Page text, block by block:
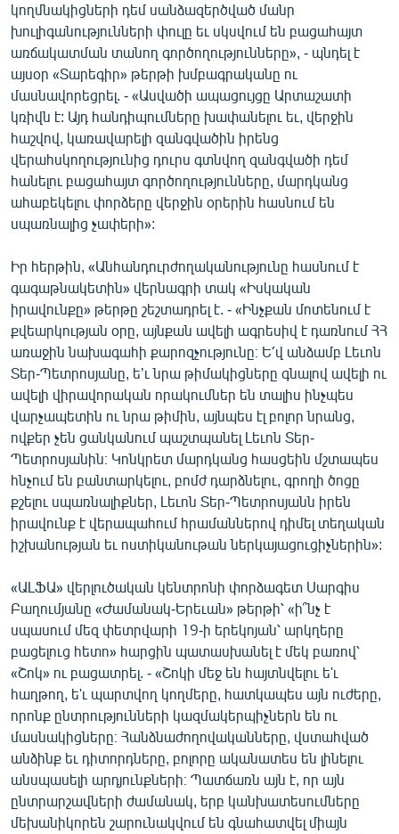
կողմնակիցների դեմ սանձազերծված մանր
խուլիգանությունների փուլը եւ սկսվում են բացահայտ
առճակատման տանող գործողությունները», - պնդել է
այսօր «Տարեգիր» թերթի խմբագրականը ու
մասնավորեցրել. - «Ասվածի ապացույցը Արտաշատի
կռիվն է: Այդ հանդիպումները խափանելու եւ, վերջին
հաշվով, կառավարելի զանգվածին իրենց
վերահսկողությունից դուրս գտնվող զանգվածի դեմ
հանելու բացահայտ գործողությունները, մարդկանց
ահաբեկելու փորձերը վերջին օրերին հասնում են
սպառնալից չափերի»:
Իր հերթին, «Անհանդուրժողականությունը հասնում է
գագաթնակետին» վերնագրի տակ «Իսկական
իրավունքը» թերթը շեշտադրել է. - «Ինչքան մոտենում է
քվեարկության օրը, այնքան ավելի ագրեսիվ է դառնում ՀՀ
առաջին նախագահի քարոզչությունը։ Ե՛վ անձամբ Լեւոն
Տեր-Պետրոսյանը, ե’ւ նրա թիմակիցները գնալով ավելի ու
ավելի վիրավորական որակումներ են տալիս ինչպես
վարչապետին ու նրա թիմին, այնպես էլ բոլոր նրանց,
ովքեր չեն ցանկանում պաշտպանել Լեւոն Տեր-
Պետրոսյանին։ Կոնկրետ մարդկանց հասցեին մշտապես
հնչում են բանտարկելու, բոմժ դարձնելու, գրողի ծոցը
քշելու սպառնալիքներ, Լեւոն Տեր-Պետրոսյանն իրեն
իրավունք է վերապահում հրամաններով դիմել տեղական
իշխանության եւ ոստիկանութան ներկայացուցիչներին»:
«ԱԼՖԱ» վերլուծական կենտրոնի փորձագետ Սարգիս
Բաղումյանը «Ժամանակ-Երեւան» թերթի՝ «ի՞նչ է
սպասում մեզ փետրվարի 19-ի երեկոյան՝ արկղերը
բացելուց հետո» հարցին պատասխանել է մեկ բառով՝
«Շոկ» ու բացատրել. - «Շոկի մեջ են հայտնվելու ե'ւ
հաղթող, ե'ւ պարտվող կողմերը, հատկապես այն ուժերը,
որոնք ընտրությունների կազմակերպիչներն են ու
մասնակիցները։ Հանձնաժողովականները, վստահված
անձինք եւ դիտորդները, բոլորը ականատես են լինելու
անսպասելի արդյունքների։ Պատճառն այն է, որ այն
ընտրարշավների ժամանակ, երբ կանխատեսումները
մեխանիկորեն շարունակվում են գնահատվել միայն